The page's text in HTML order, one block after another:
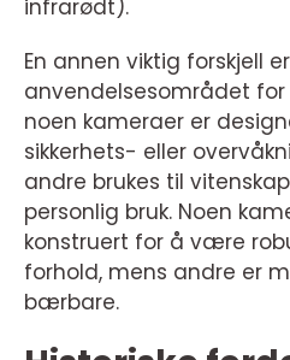
infrarødt).
En annen viktig forskjell er
anvendelsesområdet for
noen kameraer er
sikkerhets- eller
andre brukes til
personlig bruk. Noen
konstruert for å være
forhold, mens andre er
bærbare.